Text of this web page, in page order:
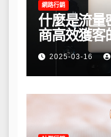
網路行銷
什麼是流量
商高效獲客
2025-03-16